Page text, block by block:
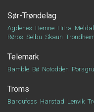
Sør-Trøndelag
Agdenes Hemne Hitra Meldal
Røros Selbu Skaun
Telemark
Bamble Bø Notodden
Troms
Bardufoss Harstad Lenvik